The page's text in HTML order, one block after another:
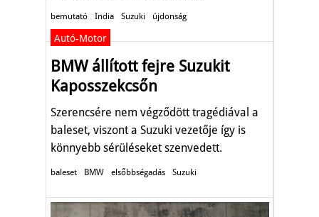
bemutató India Suzuki újdonság
Autó-Motor
BMW állított fejre Suzukit
Kaposszekcsőn
Szerencsére nem végződött tragédiával a
baleset, viszont a Suzuki vezetője így is
könnyebb sérüléseket szenvedett.
baleset BMW elsőbbségadás Suzuki